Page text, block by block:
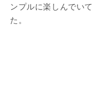
ンプルに楽しんでい
た。